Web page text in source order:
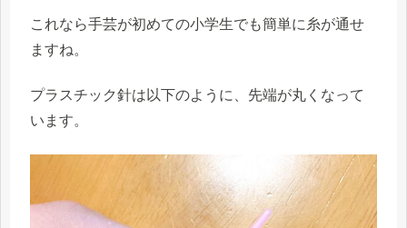
これなら手芸が初めての小学生でも簡単に糸が通せ
ますね。
プラスチック針は以下のように、先端が丸くなって
います。